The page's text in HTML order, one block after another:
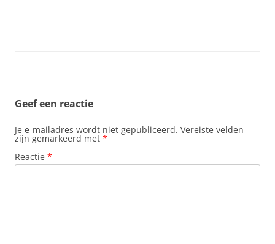
Geef een reactie
Je e-mailadres wordt niet gepubliceerd. Vereiste velden
zijn gemarkeerd met *
Reactie *